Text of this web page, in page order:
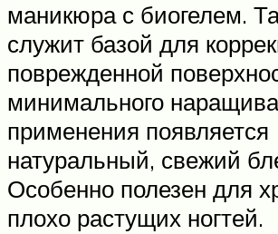
маникюра с биогелем.
служит базой для
поврежденной
минимального
применения появляется
натуральный, свежий
Особенно полезен для
плохо растущих ногтей.